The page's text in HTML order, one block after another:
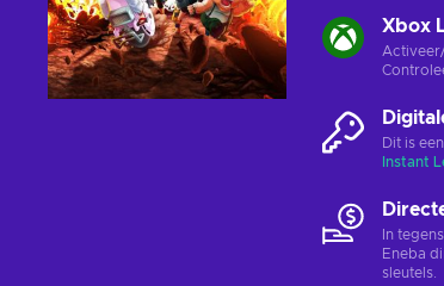
Xbox
Dit is
Instant
In
Eneba
sleutels.